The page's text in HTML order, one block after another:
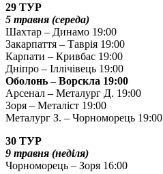
29 ТУР
5 травня (середа)
Шахтар – Динамо 19:00
Закарпаття – Таврія 19:00
Карпати – Кривбас 19:00
Дніпро – Іллічівець 19:00
Оболонь – Ворскла 19:00
Арсенал – Металург Д. 19:00
Зоря – Металіст 19:00
Металург З. – Чорноморець 19:00
30 ТУР
9 травня (неділя)
Чорноморець – Зоря 16:00